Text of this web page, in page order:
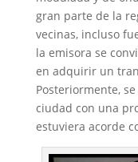
gran parte de la
vecinas, incluso
la emisora se
en adquirir un
Posteriormente,
ciudad con una
estuviera acorde